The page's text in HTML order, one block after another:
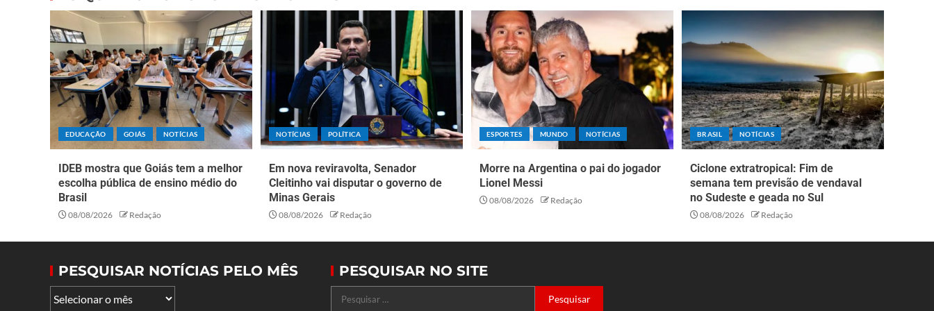
EDUCAÇÃO GOIÁS NOTÍCIAS
IDEB mostra que Goiás tem a melhor
escolha pública de ensino médio do
Brasil
08/08/2026 Redação
NOTÍCIAS POLÍTICA
Em nova reviravolta, Senador
Cleitinho vai disputar o governo de
Minas Gerais
08/08/2026 Redação
ESPORTES MUNDO NOTÍCIAS
Morre na Argentina o pai do jogador
Lionel Messi
08/08/2026 Redação
BRASIL NOTÍCIAS
Ciclone extratropical: Fim de
semana tem previsão de vendaval
no Sudeste e geada no Sul
08/08/2026 Redação
PESQUISAR NOTÍCIAS PELO MÊS PESQUISAR NO SITE